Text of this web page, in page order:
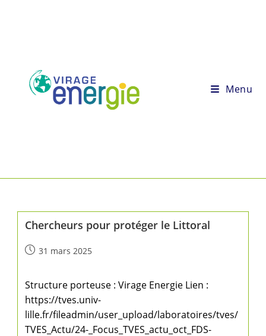
Menu
Chercheurs pour protéger le Littoral
31 mars 2025
Structure porteuse : Virage Energie Lien :
https://tves.univ-
lille.fr/fileadmin/user_upload/laboratoires/tves/
TVES_Actu/24-_Focus_TVES_actu_oct_FDS-